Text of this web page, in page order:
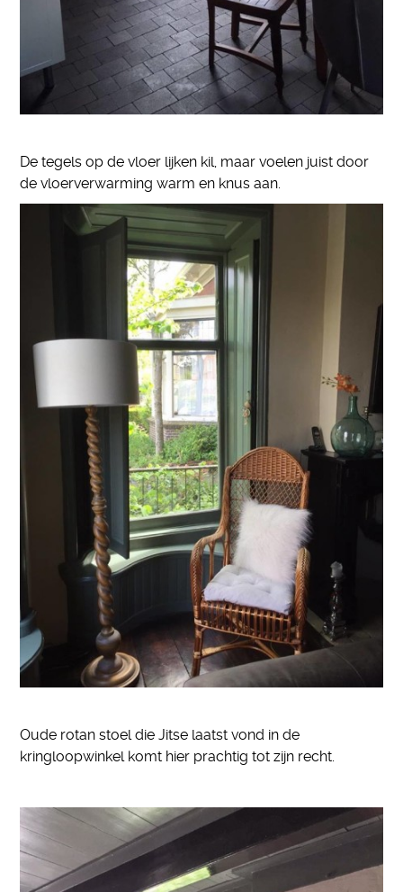
De tegels op de vloer lijken kil, maar voelen juist door
de vloerverwarming warm en knus aan.
Oude rotan stoel die Jitse laatst vond in de
kringloopwinkel komt hier prachtig tot zijn recht.